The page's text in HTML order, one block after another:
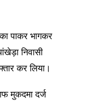
पाकर भागकर
निवासी
कर लिया।
मुकदमा दर्ज